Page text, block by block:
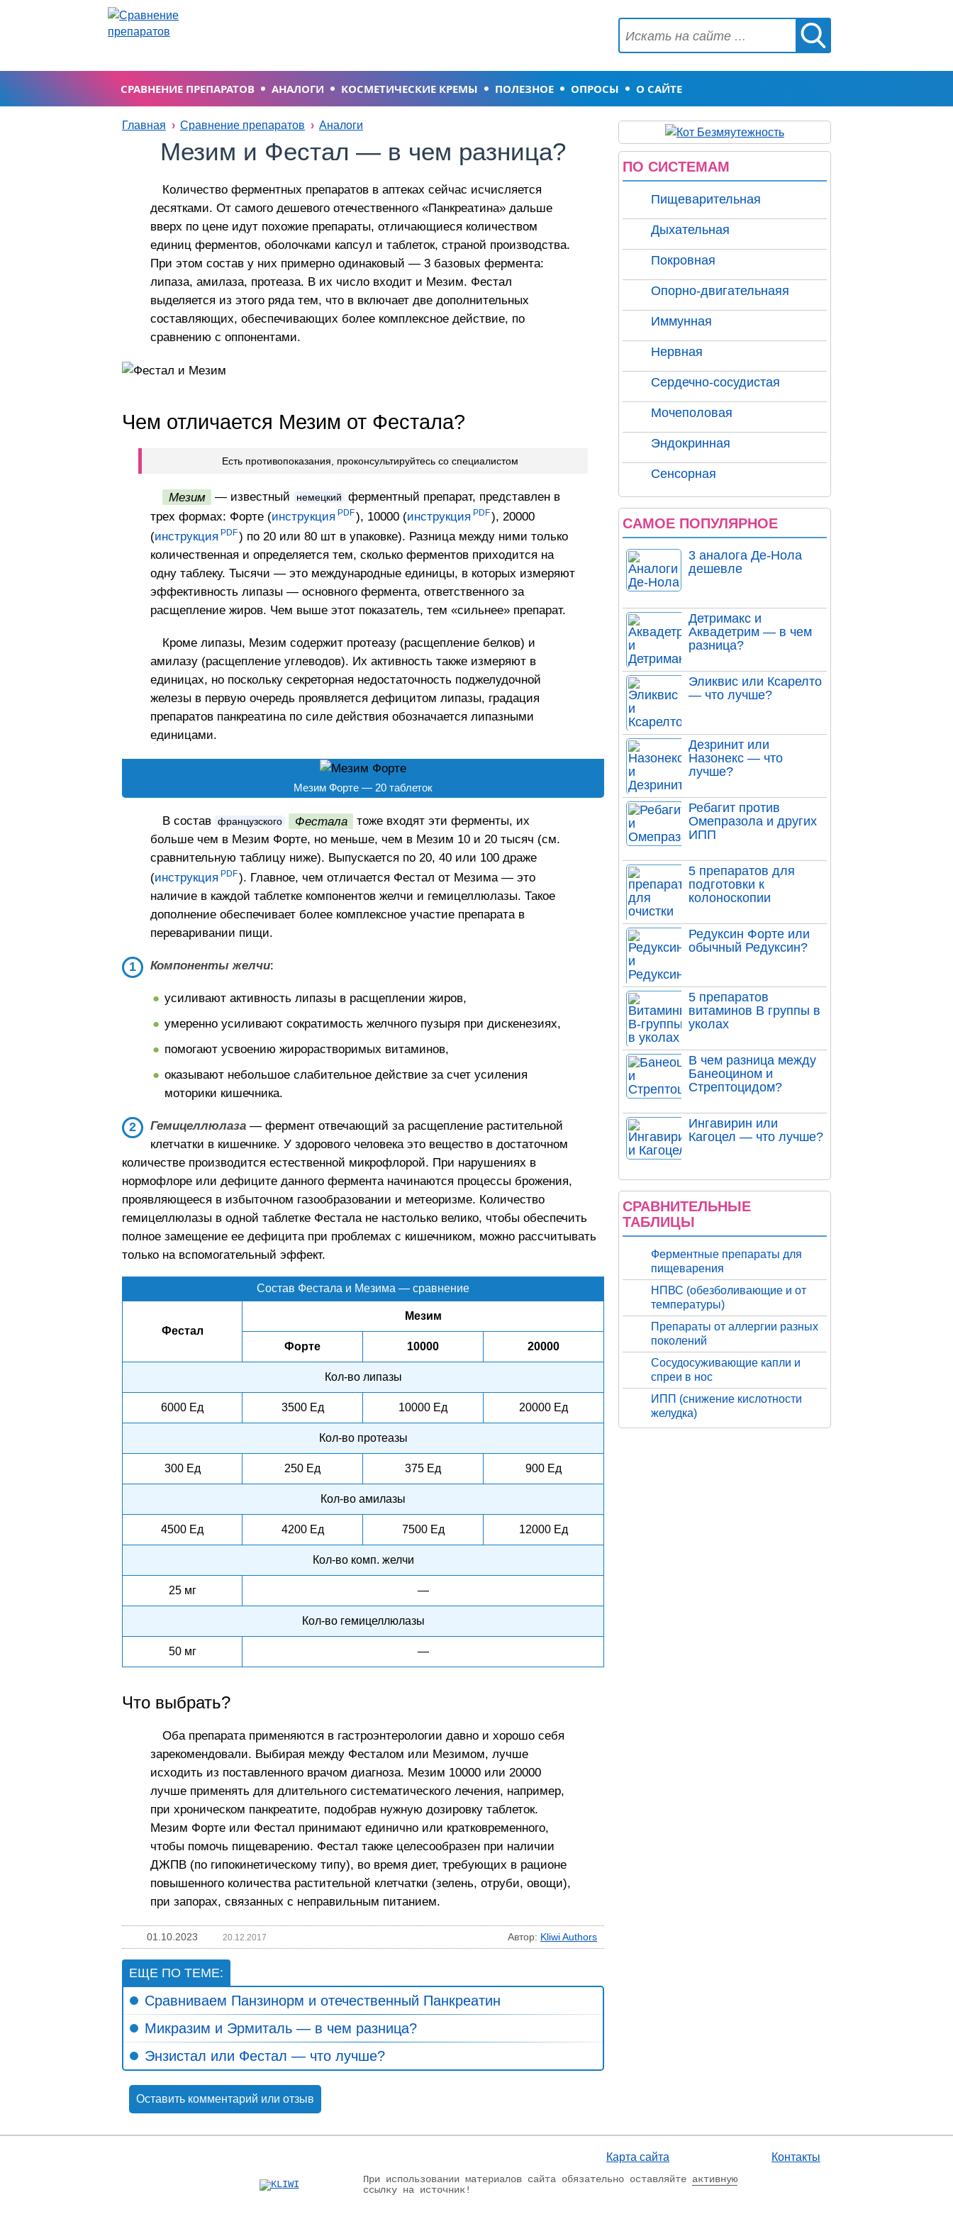
СРАВНЕНИЕ ПРЕПАРАТОВ АНАЛОГИ КОСМЕТИЧЕСКИЕ КРЕМЫ ПОЛЕЗНОЕ ОПРОСЫ О САЙТЕ
Главная Сравнение препаратов Аналоги
Мезим и Фестал — в чем разница?
Количество ферментных препаратов в аптеках сейчас исчисляется
десятками. От самого дешевого отечественного «Панкреатина» дальше
вверх по цене идут похожие препараты, отличающиеся количеством
единиц ферментов, оболочками капсул и таблеток, страной производства.
При этом состав у них примерно одинаковый — 3 базовых фермента:
липаза, амилаза, протеаза. В их число входит и Мезим. Фестал
выделяется из этого ряда тем, что в включает две дополнительных
составляющих, обеспечивающих более комплексное действие, по
сравнению с оппонентами.
Чем отличается Мезим от Фестала?
Есть противопоказания, проконсультируйтесь со специалистом
Мезим — известный немецкий
ферментный препарат, представлен в
трех формах: Форте (инструкция ), 10000 (инструкция
), 20000
(инструкция
) по 20 или 80 шт в упаковке). Разница между ними только
количественная и определяется тем, сколько ферментов приходится на
одну таблеку. Тысячи — это международные единицы, в которых измеряют
эффективность липазы — основного фермента, ответственного за
расщепление жиров. Чем выше этот показатель, тем «сильнее» препарат.
Кроме липазы, Мезим содержит протеазу (расщепление белков) и
амилазу (расщепление углеводов). Их активность также измеряют в
единицах, но поскольку секреторная недостаточность поджелудочной
железы в первую очередь проявляется дефицитом липазы, градация
препаратов панкреатина по силе действия обозначается липазными
единицами.
Мезим Форте — 20 таблеток
В состав французского Фестала
тоже входят эти ферменты, их
больше чем в Мезим Форте, но меньше, чем в Мезим 10 и 20 тысяч (см.
сравнительную таблицу ниже). Выпускается по 20, 40 или 100 драже
(инструкция
). Главное, чем отличается Фестал от Мезима — это
наличие в каждой таблетке компонентов желчи и гемицеллюлазы. Такое
дополнение обеспечивает более комплексное участие препарата в
переваривании пищи.
Компоненты желчи:
усиливают активность липазы в расщеплении жиров,
умеренно усиливают сократимость желчного пузыря при дискенезиях,
помогают усвоению жирорастворимых витаминов,
оказывают небольшое слабительное действие за счет усиления
моторики кишечника.
Гемицеллюлаза — фермент отвечающий за расщепление растительной
клетчатки в кишечнике. У здорового человека это вещество в достаточном
количестве производится естественной микрофлорой. При нарушениях в
нормофлоре или дефиците данного фермента начинаются процессы брожения,
проявляющееся в избыточном газообразовании и метеоризме. Количество
гемицеллюлазы в одной таблетке Фестала не настолько велико, чтобы обеспечить
полное замещение ее дефицита при проблемах с кишечником, можно рассчитывать
только на вспомогательный эффект.
Состав Фестала и Мезима — сравнение
Фестал
Мезим
Форте 10000 20000
Кол-во липазы
6000 Ед 3500 Ед 10000 Ед 20000 Ед
Кол-во протеазы
300 Ед 250 Ед 375 Ед 900 Ед
Кол-во амилазы
4500 Ед 4200 Ед 7500 Ед 12000 Ед
Кол-во комп. желчи
25 мг —
Кол-во гемицеллюлазы
50 мг —
Что выбрать?
Оба препарата применяются в гастроэнтерологии давно и хорошо себя
зарекомендовали. Выбирая между Фесталом или Мезимом, лучше
исходить из поставленного врачом диагноза. Мезим 10000 или 20000
лучше применять для длительного систематического лечения, например,
при хроническом панкреатите, подобрав нужную дозировку таблеток.
Мезим Форте или Фестал принимают единично или кратковременного,
чтобы помочь пищеварению. Фестал также целесообразен при наличии
ДЖПВ (по гипокинетическому типу), во время диет, требующих в рационе
повышенного количества растительной клетчатки (зелень, отруби, овощи),
при запорах, связанных с неправильным питанием.
01.10.2023 20.12.2017 Автор: Kliwi Authors
ЕЩЕ ПО ТЕМЕ:
Сравниваем Панзинорм и отечественный Панкреатин
Микразим и Эрмиталь — в чем разница?
Энзистал или Фестал — что лучше?
Оставить комментарий или отзыв
ПО СИСТЕМАМ
Пищеварительная
Дыхательная
Покровная
Опорно-двигательнаяя
Иммунная
Нервная
Сердечно-сосудистая
Мочеполовая
Эндокринная
Сенсорная
САМОЕ ПОПУЛЯРНОЕ
3 аналога Де-Нола
дешевле
Детримакс и
Аквадетрим — в чем
разница?
Эликвис или Ксарелто
— что лучше?
Дезринит или
Назонекс — что
лучше?
Ребагит против
Омепразола и других
ИПП
5 препаратов для
подготовки к
колоноскопии
Редуксин Форте или
обычный Редуксин?
5 препаратов
витаминов В группы в
уколах
В чем разница между
Банеоцином и
Стрептоцидом?
Ингавирин или
Кагоцел — что лучше?
СРАВНИТЕЛЬНЫЕ
ТАБЛИЦЫ
Ферментные препараты для
пищеварения
НПВС (обезболивающие и от
температуры)
Препараты от аллергии разных
поколений
Сосудосуживающие капли и
спреи в нос
ИПП (снижение кислотности
желудка)
Карта сайта Контакты
При использовании материалов сайта обязательно оставляйте активную
ссылку на источник!